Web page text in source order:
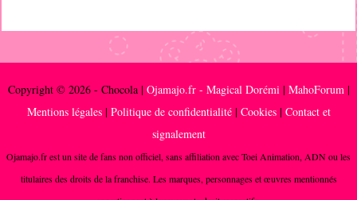
Copyright © 2026 - Chocola | Ojamajo.fr - Magical Dorémi| MahoForum|
Mentions légales| Politique de confidentialité| Cookies| Contact et
signalement
Ojamajo.fr est un site de fans non officiel, sans affiliation avec Toei Animation, ADN ou les
titulaires des droits de la franchise. Les marques, personnages et œuvres mentionnés